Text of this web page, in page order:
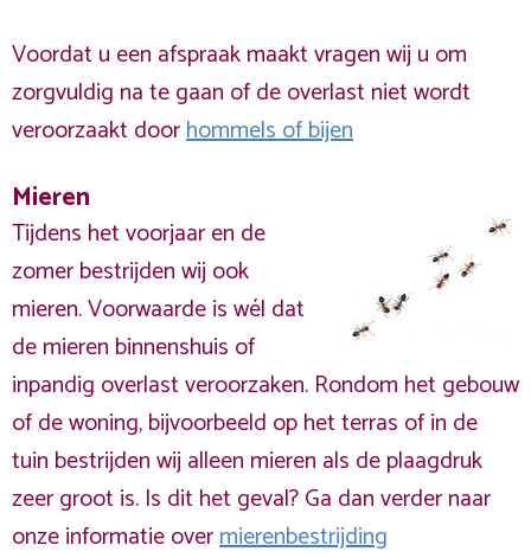
Voordat u een afspraak maakt vragen wij u om
zorgvuldig na te gaan of de overlast niet wordt
veroorzaakt doorhommels of bijen
Mieren
Tijdens het voorjaar en de
zomer bestrijden wij ook
mieren. Voorwaarde is wél dat
de mieren binnenshuis of
inpandig overlast veroorzaken. Rondom het gebouw
of de woning, bijvoorbeeld op het terras of in de
tuin bestrijden wij alleen mieren als de plaagdruk
zeer groot is. Is dit het geval? Ga dan verder naar
onze informatie overmierenbestrijding